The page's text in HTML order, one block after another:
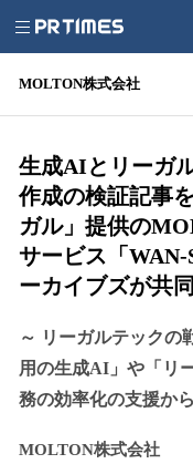
MOLTON株式会社
生成AIとリーガ
作成の検証記事
ガル」提供の
サービス「
ーカイブズが共
～ リーガルテックの
用の生成AI」や「リ
務の効率化の支援か
MOLTON株式会社